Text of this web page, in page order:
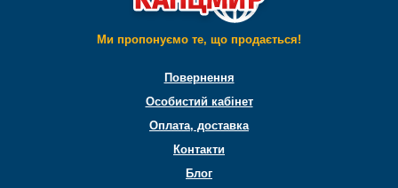
Ми пропонуємо те, що продається!
Повернення
Особистий кабінет
Оплата, доставка
Контакти
Блог